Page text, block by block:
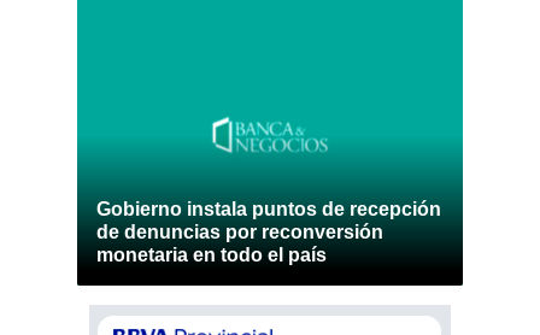
Gobierno instala puntos de recepción
de denuncias por reconversión
monetaria en todo el país